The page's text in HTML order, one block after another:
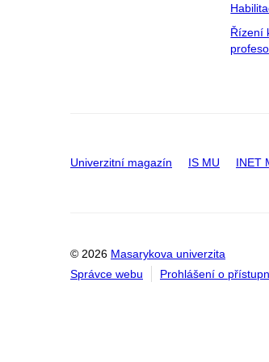
Řízení
Univerzitní magazín IS MU INET
© 2026 Masarykova univerzita
Správce webu
Prohlášení o